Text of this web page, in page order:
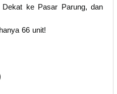
ke Pasar Parung, dan
66 unit!